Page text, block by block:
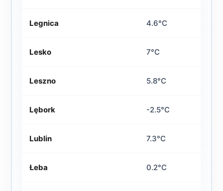
Legnica 4.6°C
Lesko 7°C
Leszno 5.8°C
Lębork -2.5°C
Lublin 7.3°C
Łeba 0.2°C